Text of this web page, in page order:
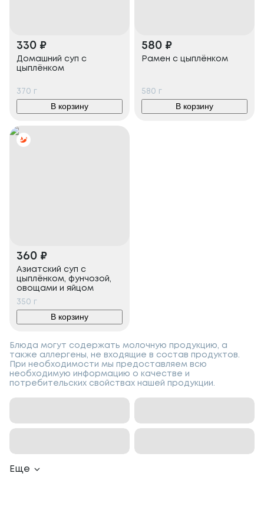
330 ₽
Домашний суп с
цыплёнком
370 г
В корзину
580 ₽
Рамен с цыплёнком
580 г
В корзину
360 ₽
Азиатский суп с
цыплёнком, фунчозой,
овощами и яйцом
350 г
В корзину
Блюда могут содержать молочную продукцию, а
также аллергены, не входящие в состав продуктов.
При необходимости мы предоставляем всю
необходимую информацию о качестве и
потребительских свойствах нашей продукции.
Еще